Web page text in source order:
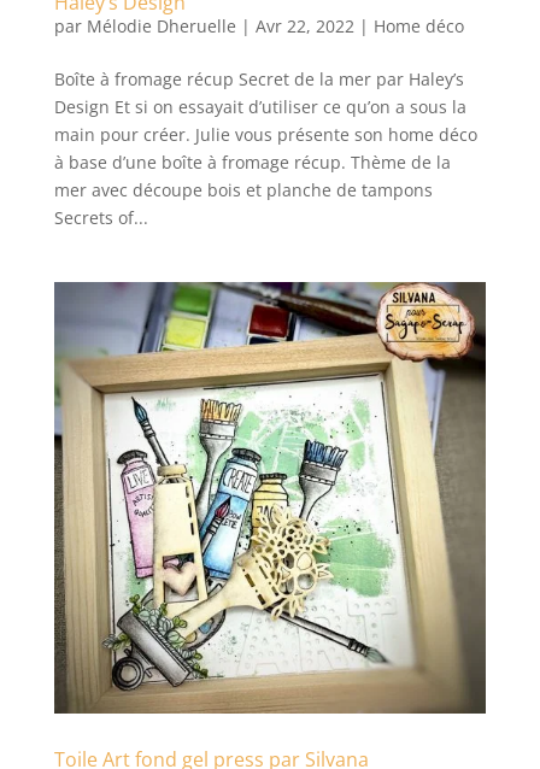
par Mélodie Dheruelle | Avr 22, 2022 | Home déco
Boîte à fromage récup Secret de la mer par Haley’s
Design Et si on essayait d’utiliser ce qu’on a sous la
main pour créer. Julie vous présente son home déco
à base d’une boîte à fromage récup. Thème de la
mer avec découpe bois et planche de tampons
Secrets of...
Toile Art fond gel press par Silvana